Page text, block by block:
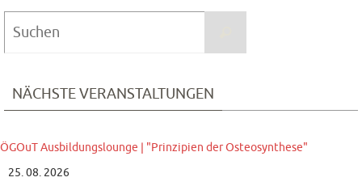
NÄCHSTE VERANSTALTUNGEN
ÖGOuT Ausbildungslounge | "Prinzipien der Osteosynthese"
25. 08. 2026